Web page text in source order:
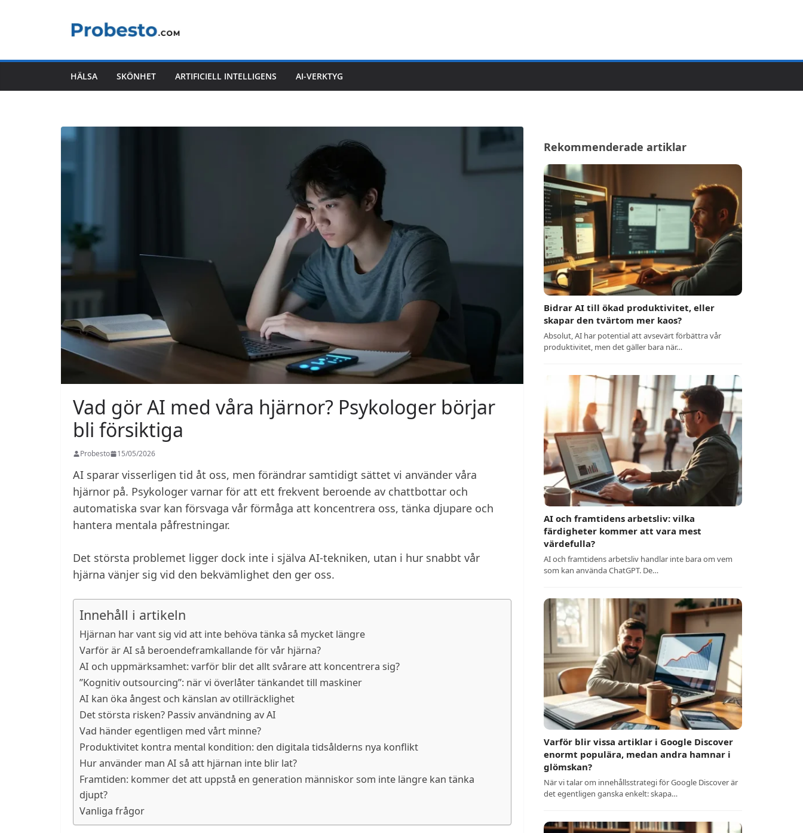
HÄLSA SKÖNHET ARTIFICIELL INTELLIGENS AI-VERKTYG
Vad gör AI med våra hjärnor? Psykologer börjar
bli försiktiga
Probesto 15/05/2026
AI sparar visserligen tid åt oss, men förändrar samtidigt sättet vi använder våra
hjärnor på. Psykologer varnar för att ett frekvent beroende av chattbottar och
automatiska svar kan försvaga vår förmåga att koncentrera oss, tänka djupare och
hantera mentala påfrestningar.
Det största problemet ligger dock inte i själva AI-tekniken, utan i hur snabbt vår
hjärna vänjer sig vid den bekvämlighet den ger oss.
Innehåll i artikeln
Hjärnan har vant sig vid att inte behöva tänka så mycket längre
Varför är AI så beroendeframkallande för vår hjärna?
AI och uppmärksamhet: varför blir det allt svårare att koncentrera sig?
”Kognitiv outsourcing”: när vi överlåter tänkandet till maskiner
AI kan öka ångest och känslan av otillräcklighet
Det största risken? Passiv användning av AI
Vad händer egentligen med vårt minne?
Produktivitet kontra mental kondition: den digitala tidsålderns nya konflikt
Hur använder man AI så att hjärnan inte blir lat?
Framtiden: kommer det att uppstå en generation människor som inte längre kan tänka
djupt?
Vanliga frågor
Rekommenderade artiklar
Bidrar AI till ökad produktivitet, eller
skapar den tvärtom mer kaos?
Absolut, AI har potential att avsevärt förbättra vår
produktivitet, men det gäller bara när…
AI och framtidens arbetsliv: vilka
färdigheter kommer att vara mest
värdefulla?
AI och framtidens arbetsliv handlar inte bara om vem
som kan använda ChatGPT. De…
Varför blir vissa artiklar i Google Discover
enormt populära, medan andra hamnar i
glömskan?
När vi talar om innehållsstrategi för Google Discover är
det egentligen ganska enkelt: skapa…